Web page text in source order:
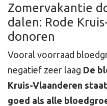
Zomervakantie
dalen: Rode
donoren
Vooral voorraad
negatief zeer laag De
Kruis-Vlaanderen
goed als alle